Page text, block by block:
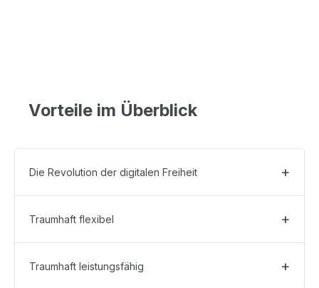
Vorteile im Überblick
Die Revolution der digitalen Freiheit
Traumhaft flexibel
Traumhaft leistungsfähig